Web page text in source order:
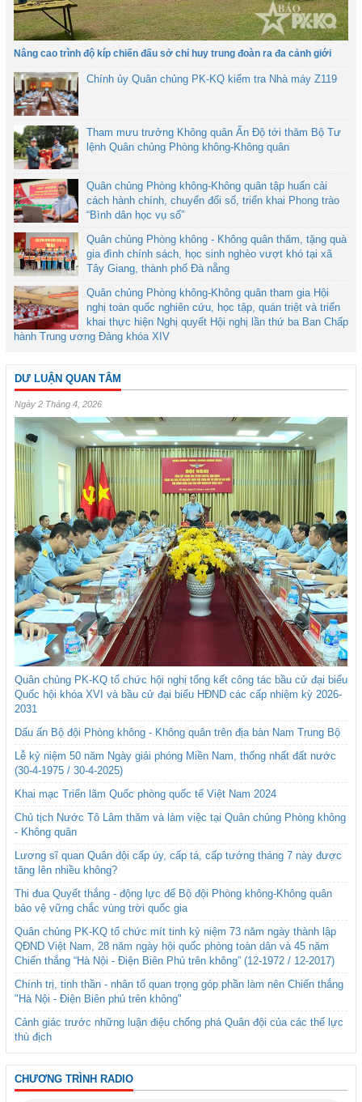
Nâng cao trình độ kíp chiến đấu sở chỉ huy trung đoàn ra đa cảnh giới
Chính ủy Quân chủng PK-KQ kiểm tra Nhà máy Z119
Tham mưu trưởng Không quân Ấn Độ tới thăm Bộ Tư
lệnh Quân chủng Phòng không-Không quân
Quân chủng Phòng không-Không quân tập huấn cải
cách hành chính, chuyển đổi số, triển khai Phong trào
“Bình dân học vụ số”
Quân chủng Phòng không - Không quân thăm, tặng quà
gia đình chính sách, học sinh nghèo vượt khó tại xã
Tây Giang, thành phố Đà nẵng
Quân chủng Phòng không-Không quân tham gia Hội
nghị toàn quốc nghiên cứu, học tập, quán triệt và triển
khai thực hiện Nghị quyết Hội nghị lần thứ ba Ban Chấp
hành Trung ương Đảng khóa XIV
DƯ LUẬN QUAN TÂM
Ngày 2 Tháng 4, 2026
Quân chủng PK-KQ tổ chức hội nghị tổng kết công tác bầu cử đại biểu
Quốc hội khóa XVI và bầu cử đại biểu HĐND các cấp nhiệm kỳ 2026-
2031
Dấu ấn Bộ đội Phòng không - Không quân trên địa bàn Nam Trung Bộ
Lễ kỷ niệm 50 năm Ngày giải phóng Miền Nam, thống nhất đất nước
(30-4-1975 / 30-4-2025)
Khai mạc Triển lãm Quốc phòng quốc tế Việt Nam 2024
Chủ tịch Nước Tô Lâm thăm và làm việc tại Quân chủng Phòng không
- Không quân
Lương sĩ quan Quân đội cấp úy, cấp tá, cấp tướng tháng 7 này được
tăng lên nhiều không?
Thi đua Quyết thắng - động lực để Bộ đội Phòng không-Không quân
bảo vệ vững chắc vùng trời quốc gia
Quân chủng PK-KQ tổ chức mít tinh kỷ niệm 73 năm ngày thành lập
QĐND Việt Nam, 28 năm ngày hội quốc phòng toàn dân và 45 năm
Chiến thắng “Hà Nội - Điện Biên Phủ trên không” (12-1972 / 12-2017)
Chính trị, tinh thần - nhân tố quan trọng góp phần làm nên Chiến thắng
"Hà Nội - Điện Biên phủ trên không"
Cảnh giác trước những luận điệu chống phá Quân đội của các thế lực
thù địch
CHƯƠNG TRÌNH RADIO